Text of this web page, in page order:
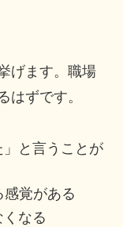
げます。職場
はずです。
と言うことが
覚がある
なる